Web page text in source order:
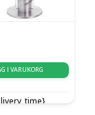
I VARUKORG